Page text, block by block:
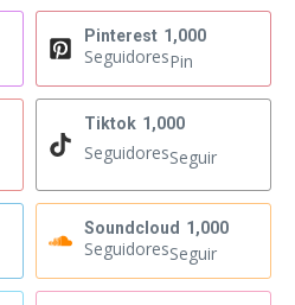
Pinterest 1,000
SeguidoresPin
Tiktok 1,000
SeguidoresSeguir
Soundcloud 1,000
SeguidoresSeguir